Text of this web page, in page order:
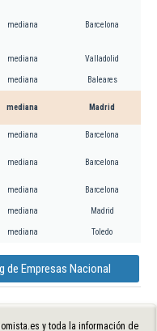
mediana Barcelona
mediana Valladolid
mediana Baleares
mediana Madrid
mediana Barcelona
mediana Barcelona
mediana Barcelona
mediana Madrid
mediana Toledo
de Empresas Nacional
y toda la información de